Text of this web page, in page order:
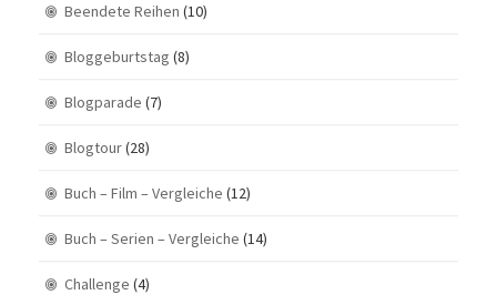
Beendete Reihen (10)
Bloggeburtstag (8)
Blogparade (7)
Blogtour(28)
Buch – Film – Vergleiche (12)
Buch – Serien – Vergleiche (14)
Challenge (4)